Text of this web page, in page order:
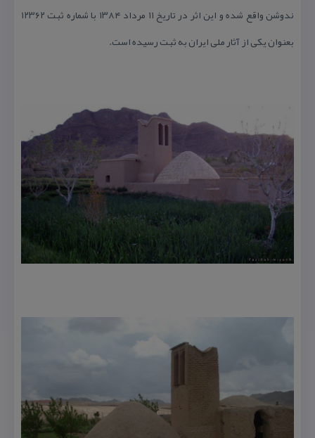
ندوشن واقع شده و این اثر در تاریخ ۱۱ مرداد ۱۳۸۴ با شماره ثبت ۱۲۳۶۲
بعنوان یكی از آثار ملی ایران به ثبت رسیده است.